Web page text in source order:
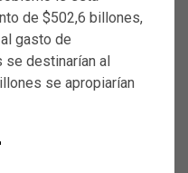
de $502,6 billones,
gasto de
se destinarían al
se apropiarían